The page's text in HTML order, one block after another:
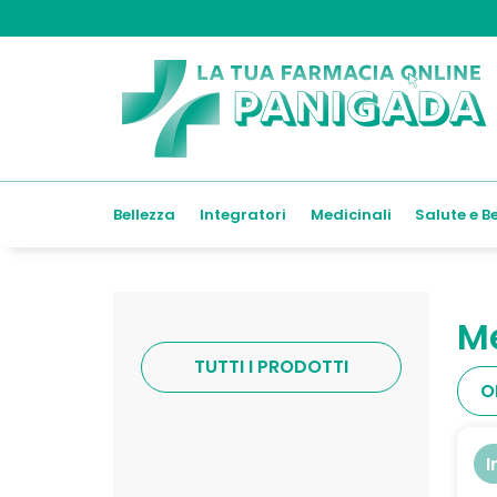
Bellezza Integratori Medicinali Salute e
TUTTI I PRODOTTI